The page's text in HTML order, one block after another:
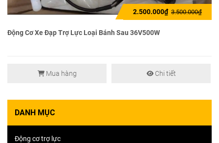
2.500.000₫ 3.500.000₫
Động Cơ Xe Đạp Trợ Lực Loại Bánh Sau 36V500W
Mua hàng Chi tiết
DANH MỤC
Động cơ trợ lực